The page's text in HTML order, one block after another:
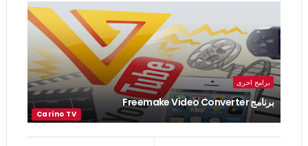
برامج اخرى
برنامج Freemake Video Converter